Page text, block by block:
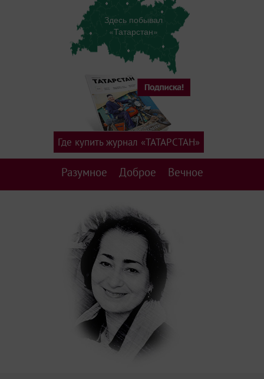
Здесь побывал
«Татарстан»
Разумное Доброе Вечное
Где купить журнал «ТАТАРСТАН»